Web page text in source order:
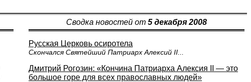
Сводка новостей от 5 декабря 2008
Русская Церковь осиротела
Скончался Святейший Патриарх Алексий II...
Дмитрий Рогозин: «Кончина Патриарха Алексия II — это
большое горе для всех православных людей»